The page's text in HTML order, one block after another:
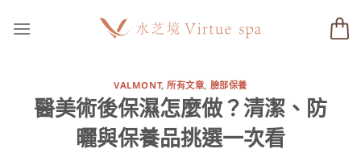
VALMONT,所有文章, 臉部保養
醫美術後保濕怎麼做？清潔、防
曬與保養品挑選一次看